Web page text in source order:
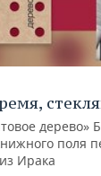
дерево»
поля
Ирака